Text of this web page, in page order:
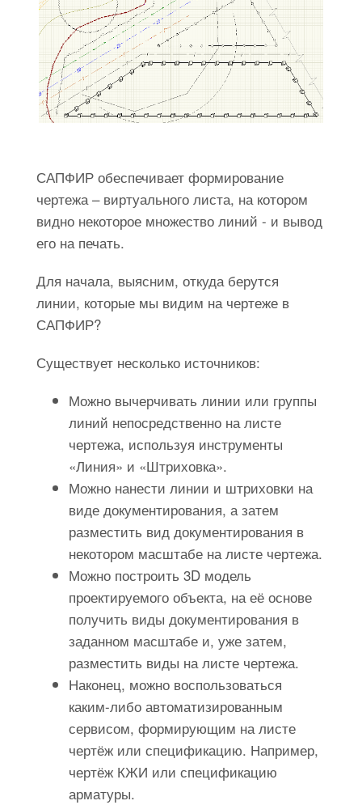
САПФИР обеспечивает формирование
чертежа – виртуального листа, на котором
видно некоторое множество линий - и вывод
его на печать.
Для начала, выясним, откуда берутся
линии, которые мы видим на чертеже в
САПФИР?
Существует несколько источников:
Можно вычерчивать линии или группы
линий непосредственно на листе
чертежа, используя инструменты
«Линия» и «Штриховка».
Можно нанести линии и штриховки на
виде документирования, а затем
разместить вид документирования в
некотором масштабе на листе чертежа.
Можно построить 3D модель
проектируемого объекта, на её основе
получить виды документирования в
заданном масштабе и, уже затем,
разместить виды на листе чертежа.
Наконец, можно воспользоваться
каким-либо автоматизированным
сервисом, формирующим на листе
чертёж или спецификацию. Например,
чертёж КЖИ или спецификацию
арматуры.